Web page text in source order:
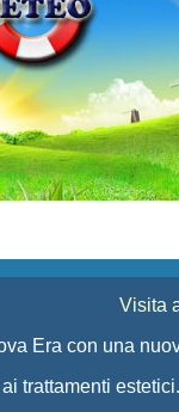
Visita
Era con una
trattamenti